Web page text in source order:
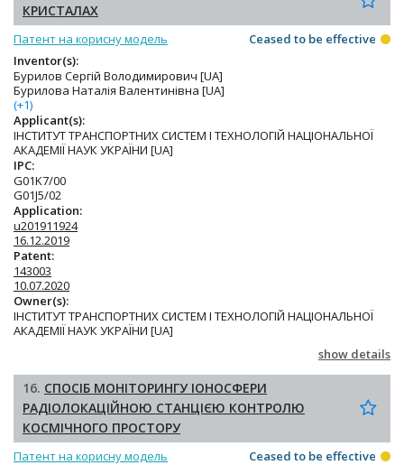
КРИСТАЛАХ
Патент на корисну модель
Ceased to be effective
Inventor(s):
Бурилов Сергій Володимирович [UA]
Бурилова Наталія Валентинівна [UA]
(+1)
Applicant(s):
ІНСТИТУТ ТРАНСПОРТНИХ СИСТЕМ І ТЕХНОЛОГІЙ НАЦІОНАЛЬНОЇ
АКАДЕМІЇ НАУК УКРАЇНИ [UA]
IPC:
G01K7/00
G01J5/02
Application:
u201911924
16.12.2019
Patent:
143003
10.07.2020
Owner(s):
ІНСТИТУТ ТРАНСПОРТНИХ СИСТЕМ І ТЕХНОЛОГІЙ НАЦІОНАЛЬНОЇ
АКАДЕМІЇ НАУК УКРАЇНИ [UA]
show details
16. СПОСІБ МОНІТОРИНГУ ІОНОСФЕРИ
РАДІОЛОКАЦІЙНОЮ СТАНЦІЄЮ КОНТРОЛЮ
КОСМІЧНОГО ПРОСТОРУ
Патент на корисну модель Ceased to be effective